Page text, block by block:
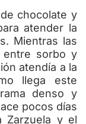
chocolate y
atender la
Mientras las
entre sorbo y
atendía a la
llega este
denso y
pocos días
Zarzuela y el